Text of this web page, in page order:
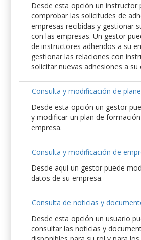
Desde esta opción un instructor
comprobar las solicitudes de
empresas recibidas y gestionar
con las empresas. Un gestor
de instructores adheridos a su
gestionar las relaciones con
solicitar nuevas adhesiones a su
Consulta y modificación de
Desde esta opción un gestor
y modificar un plan de
empresa.
Consulta y modificación de
Desde aquí un gestor puede
datos de su empresa.
Consulta de noticias y
Desde esta opción un usuario
consultar las noticias y